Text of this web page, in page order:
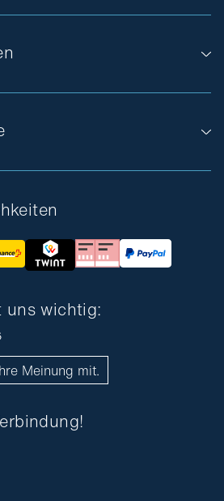
uns wichtig:
Meinung mit.